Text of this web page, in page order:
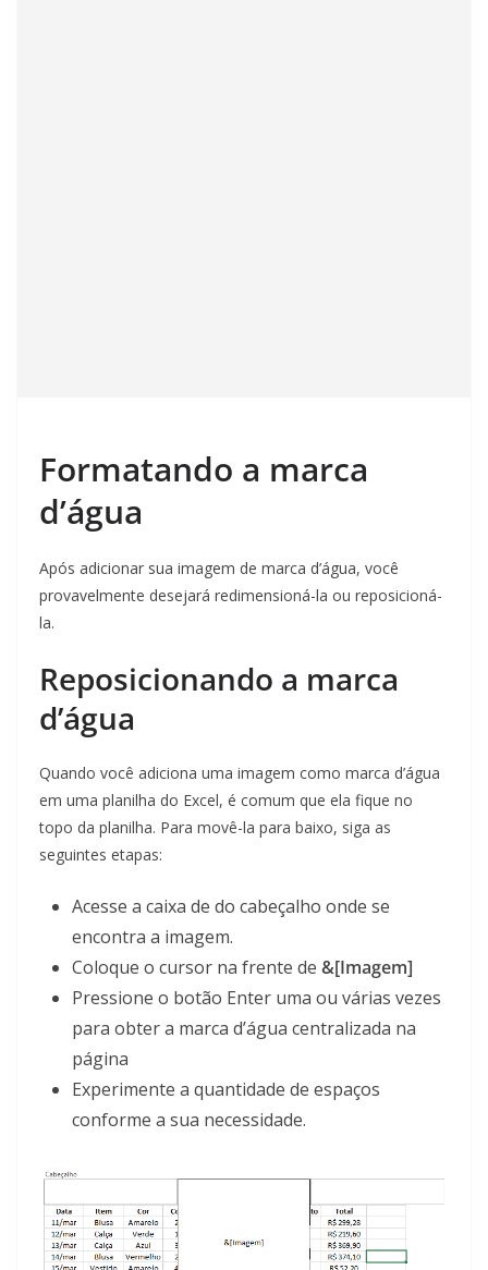
Formatando a marca
d’água
Após adicionar sua imagem de marca d’água, você
provavelmente desejará redimensioná-la ou reposicioná-
la.
Reposicionando a marca
d’água
Quando você adiciona uma imagem como marca d’água
em uma planilha do Excel, é comum que ela fique no
topo da planilha. Para movê-la para baixo, siga as
seguintes etapas:
Acesse a caixa de do cabeçalho onde se
encontra a imagem.
Coloque o cursor na frente de &[Imagem]
Pressione o botão Enter uma ou várias vezes
para obter a marca d’água centralizada na
página
Experimente a quantidade de espaços
conforme a sua necessidade.